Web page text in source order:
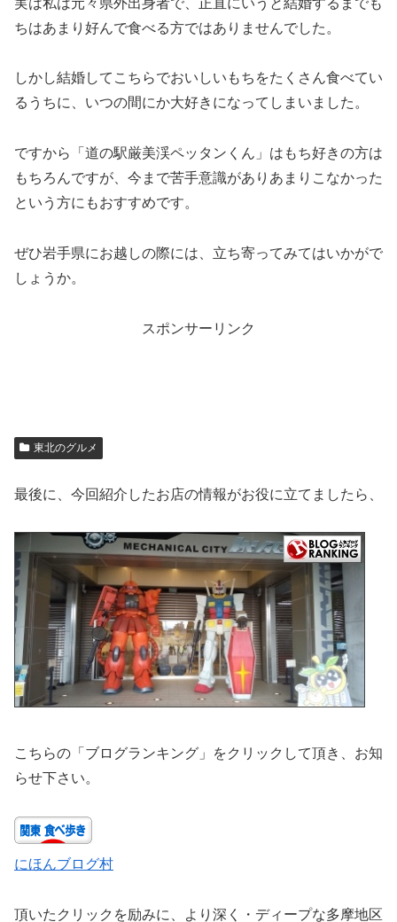
ちはあまり好んで食べる方ではありませんでした。
しかし結婚してこちらでおいしいもちをたくさん食べてい
るうちに、いつの間にか大好きになってしまいました。
ですから「道の駅厳美渓ペッタンくん」はもち好きの方は
もちろんですが、今まで苦手意識がありあまりこなかった
という方にもおすすめです。
ぜひ岩手県にお越しの際には、立ち寄ってみてはいかがで
しょうか。
スポンサーリンク
東北のグルメ
最後に、今回紹介したお店の情報がお役に立てましたら、
こちらの「ブログランキング」をクリックして頂き、お知
らせ下さい。
にほんブログ村
頂いたクリックを励みに、より深く・ディープな多摩地区